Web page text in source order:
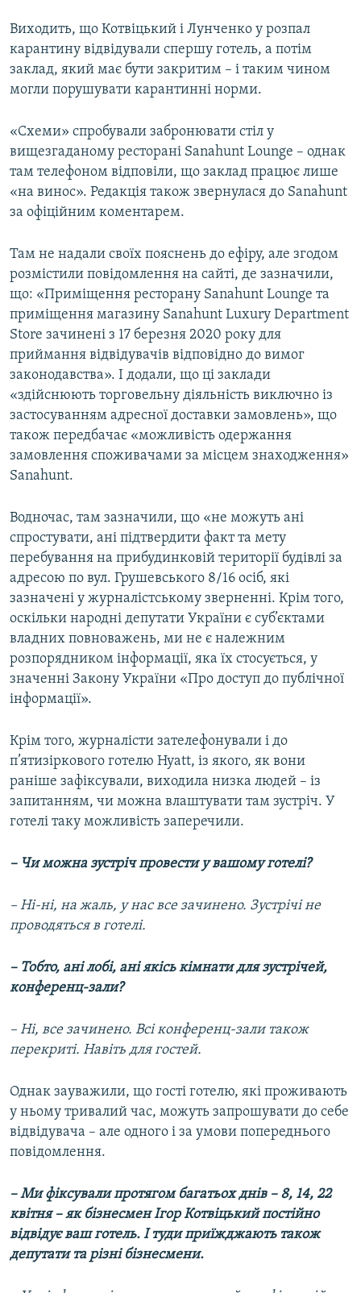
Виходить, що Котвіцький і Лунченко у розпал
карантину відвідували спершу готель, а потім
заклад, який має бути закритим – і таким чином
могли порушувати карантинні норми.
«Схеми» спробували забронювати стіл у
вищезгаданому ресторані Sanahunt Lounge – однак
там телефоном відповіли, що заклад працює лише
«на винос». Редакція також звернулася до Sanahunt
за офіційним коментарем.
Там не надали своїх пояснень до ефіру, але згодом
розмістили повідомлення на сайті, де зазначили,
що: «Приміщення ресторану Sanahunt Lounge та
приміщення магазину Sanahunt Luxury Department
Store зачинені з 17 березня 2020 року для
приймання відвідувачів відповідно до вимог
законодавства». І додали, що ці заклади
«здійснюють торговельну діяльність виключно із
застосуванням адресної доставки замовлень», що
також передбачає «можливість одержання
замовлення споживачами за місцем знаходження»
Sanahunt.
Водночас, там зазначили, що «не можуть ані
спростувати, ані підтвердити факт та мету
перебування на прибудинковій території будівлі за
адресою по вул. Грушевського 8/16 осіб, які
зазначені у журналістському зверненні. Крім того,
оскільки народні депутати України є суб’єктами
владних повноважень, ми не є належним
розпорядником інформації, яка їх стосується, у
значенні Закону України «Про доступ до публічної
інформації».
Крім того, журналісти зателефонували і до
п’ятизіркового готелю Hyatt, із якого, як вони
раніше зафіксували, виходила низка людей – із
запитанням, чи можна влаштувати там зустріч. У
готелі таку можливість заперечили.
– Чи можна зустріч провести у вашому готелі?
– Ні-ні, на жаль, у нас все зачинено. Зустрічі не
проводяться в готелі.
– Тобто, ані лобі, ані якісь кімнати для зустрічей,
конференц-зали?
– Ні, все зачинено. Всі конференц-зали також
перекриті. Навіть для гостей.
Однак зауважили, що гості готелю, які проживають
у ньому тривалий час, можуть запрошувати до себе
відвідувача – але одного і за умови попереднього
повідомлення.
– Ми фіксували протягом багатьох днів – 8, 14, 22
квітня – як бізнесмен Ігор Котвіцький постійно
відвідує ваш готель. І туди приїжджають також
депутати та різні бізнесмени.